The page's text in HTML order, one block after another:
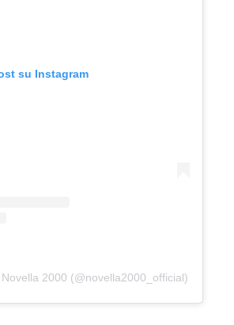
su Instagram
2000 (@novella2000_official)